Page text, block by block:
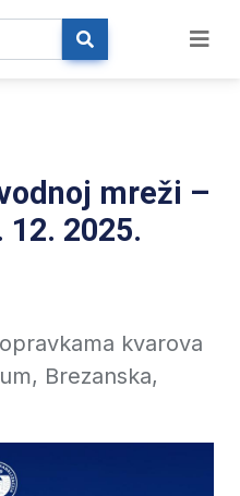
mreži –
2025.
kvarova
Brezanska,